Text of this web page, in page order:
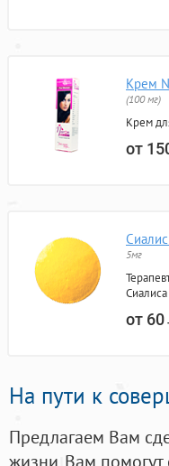
Крем
(100 мг)
Крем
от
5мг
от 60
На пути к
Предлагаем Вам